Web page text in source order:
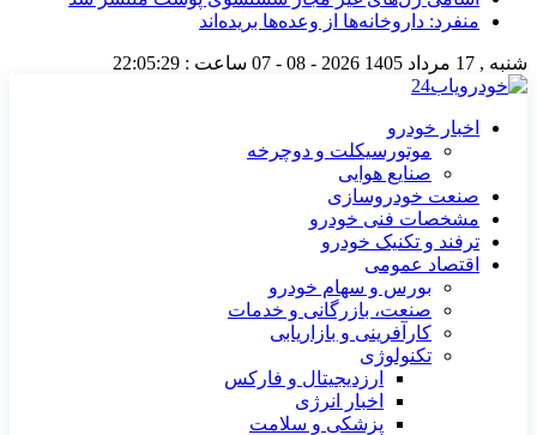
منفرد: داروخانه‌ها از وعده‌ها بریده‌اند
شنبه , 17 مرداد 1405 2026 - 08 - 07 ساعت : 22:05:30
اخبار خودرو
موتورسیکلت و دوچرخه
صنایع هوایی
صنعت خودروسازی
مشخصات فنی خودرو
ترفند و تکنیک خودرو
اقتصاد عمومی
بورس و سهام خودرو
صنعت، بازرگانی و خدمات
کارآفرینی و بازاریابی
تکنولوژی
ارزدیجیتال و فارکس
اخبار انرژی
پزشکی و سلامت